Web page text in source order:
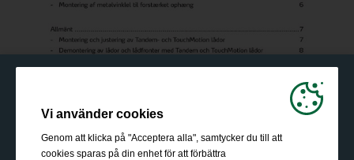
Vi använder cookies
Genom att klicka på "Acceptera alla", samtycker du till att
cookies sparas på din enhet för att förbättra